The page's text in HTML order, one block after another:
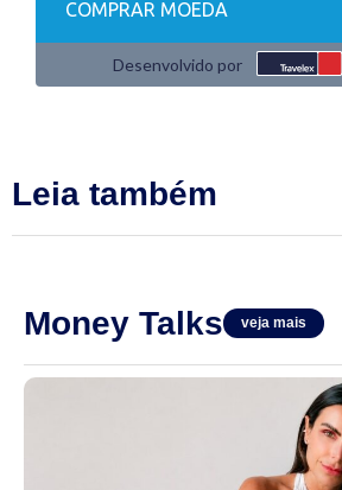
Leia também
Money Talks veja mais